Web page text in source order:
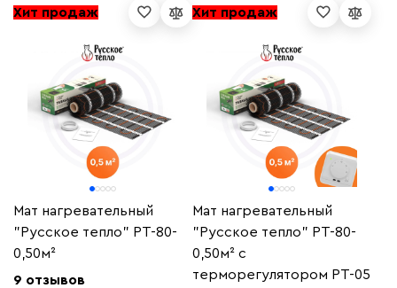
Хит продаж
Мат нагревательный
"Русское тепло" РТ-80-
0,50м²
9 отзывов
Хит продаж
Мат нагревательный
"Русское тепло" РТ-80-
0,50м² с
терморегулятором РТ-05